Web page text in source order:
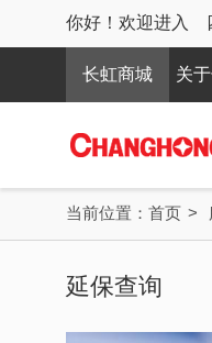
你好！欢迎进入
长虹商城 关
当前位置： 首页 >
延保查询